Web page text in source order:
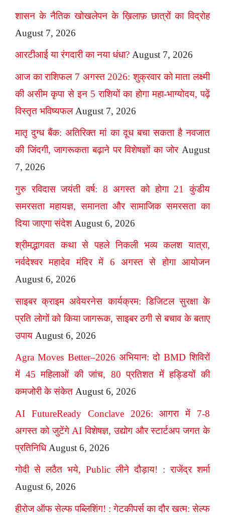
शासन के नैतिक खोखलेपन के ख़िलाफ़ छात्रों का विद्रोह
August 7, 2026
आरटीआई या रंगदारी का नया धंधा? August 7, 2026
आज का राशिफल 7 अगस्त 2026: शुक्रवार को माता लक्ष्मी
की असीम कृपा से इन 5 राशियों का होगा महा-भाग्योदय, पढ़ें
विस्तृत भविष्यफल August 7, 2026
मातृ दुग्ध बैंक: अतिरिक्त मां का दूध बचा सकता है नवजात
की जिंदगी, जागरूकता बढ़ाने पर विशेषज्ञों का जोर August
7, 2026
गुरु रविदास जयंती वर्ष: 8 अगस्त को होगा 21 कुंडीय
समरसता महायज्ञ, समानता और सामाजिक समरसता का
दिया जाएगा संदेश August 6, 2026
श्रीमद्भागवत कथा से पहले निकली भव्य कलश यात्रा,
नर्वदेश्वर महादेव मंदिर में 6 अगस्त से होगा आयोजन
August 6, 2026
साइबर क्राइम अवेयरनेस कार्यक्रम: डिजिटल सुरक्षा के
प्रति लोगों को किया जागरूक, साइबर ठगी से बचाव के बताए
उपाय August 6, 2026
Agra Moves Better–2026 अभियान: दो BMD शिविरों
में 45 महिलाओं की जांच, 80 प्रतिशत में हड्डियों की
कमजोरी के संकेत August 6, 2026
AI FutureReady Conclave 2026: आगरा में 7-8
अगस्त को जुटेंगे AI विशेषज्ञ, उद्योग और स्टार्टअप जगत के
प्रतिनिधि August 6, 2026
गोदी से लठैत भये, Public लीने दौड़ाय! : राजेंद्र शर्मा
August 6, 2026
हीरोज ऑफ सेल्फ पब्लिशिंग! : गेटकीपर्स का दौर खत्म: सेल्फ